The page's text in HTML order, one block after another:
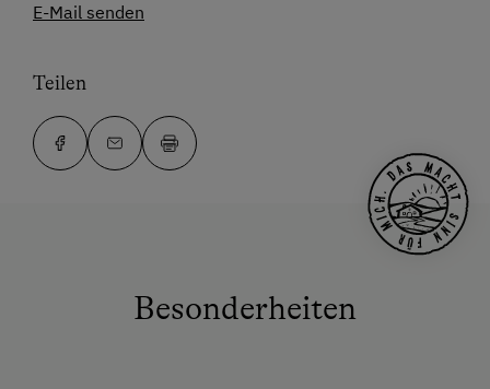
E-Mail senden
Teilen
Besonderheiten